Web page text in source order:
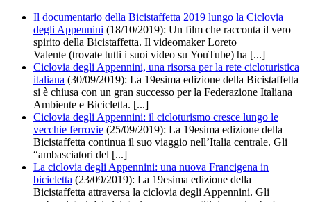
Il documentario della Bicistaffetta 2019 lungo la Ciclovia
degli Appennini (18/10/2019): Un film che racconta il vero
spirito della Bicistaffetta. Il videomaker Loreto
Valente (trovate tutti i suoi video su YouTube) ha [...]
Ciclovia degli Appennini, una risorsa per la rete cicloturistica
italiana (30/09/2019): La 19esima edizione della Bicistaffetta
si è chiusa con un gran successo per la Federazione Italiana
Ambiente e Bicicletta. [...]
Ciclovia degli Appennini: il cicloturismo cresce lungo le
vecchie ferrovie (25/09/2019): La 19esima edizione della
Bicistaffetta continua il suo viaggio nell’Italia centrale. Gli
“ambasciatori del [...]
La ciclovia degli Appennini: una nuova Francigena in
bicicletta (23/09/2019): La 19esima edizione della
Bicistaffetta attraversa la ciclovia degli Appennini. Gli